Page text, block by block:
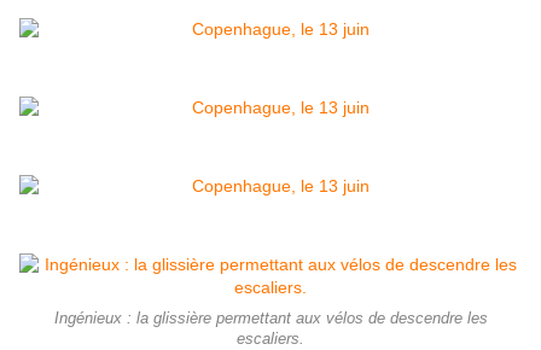
Ingénieux : la glissière permettant aux vélos de descendre les
escaliers.